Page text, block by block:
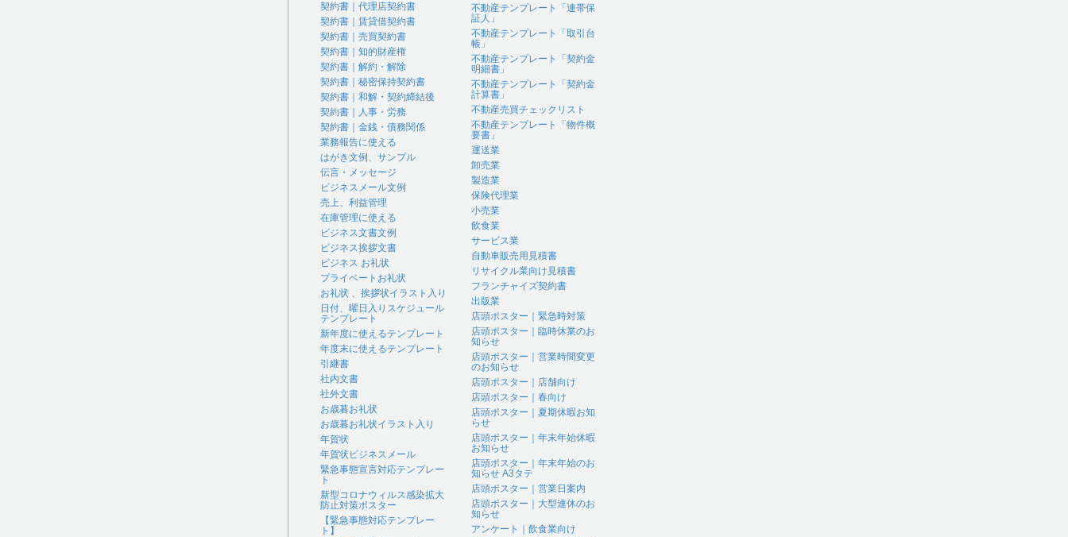
契約書｜代理店契約書
契約書｜賃貸借契約書
契約書｜売買契約書
契約書｜知的財産権
契約書｜解約・解除
契約書｜秘密保持契約書
契約書｜和解・契約締結後
契約書｜人事・労務
契約書｜金銭・債務関係
業務報告に使える
はがき文例、サンプル
伝言・メッセージ
ビジネスメール文例
売上、利益管理
在庫管理に使える
ビジネス文書文例
ビジネス挨拶文書
ビジネス お礼状
プライベートお礼状
お礼状 、挨拶状イラスト入り
日付、曜日入りスケジュール
テンプレート
新年度に使えるテンプレート
年度末に使えるテンプレート
引継書
社内文書
社外文書
お歳暮お礼状
お歳暮お礼状イラスト入り
年賀状
年賀状ビジネスメール
緊急事態宣言対応テンプレー
ト
新型コロナウィルス感染拡大
防止対策ポスター
【緊急事態対応テンプレー
ト】
不動産テンプレート「連帯保
証人」
不動産テンプレート「取引台
帳」
不動産テンプレート「契約金
明細書」
不動産テンプレート「契約金
計算書」
不動産売買チェックリスト
不動産テンプレート「物件概
要書」
運送業
卸売業
製造業
保険代理業
小売業
飲食業
サービス業
自動車販売用見積書
リサイクル業向け見積書
フランチャイズ契約書
出版業
店頭ポスター｜緊急時対策
店頭ポスター｜臨時休業のお
知らせ
店頭ポスター｜営業時間変更
のお知らせ
店頭ポスター｜店舗向け
店頭ポスター｜春向け
店頭ポスター｜夏期休暇お知
らせ
店頭ポスター｜年末年始休暇
お知らせ
店頭ポスター｜年末年始のお
知らせ A3タテ
店頭ポスター｜営業日案内
店頭ポスター｜大型連休のお
知らせ
アンケート｜飲食業向け